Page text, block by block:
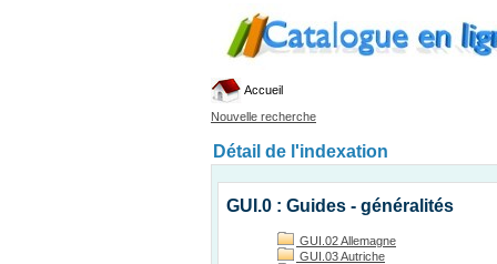
Accueil
Nouvelle recherche
Détail de l'indexation
GUI.0 : Guides - généralités
GUI.02 Allemagne
GUI.03 Autriche